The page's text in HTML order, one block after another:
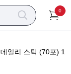
0
일리 스틱 (70포)